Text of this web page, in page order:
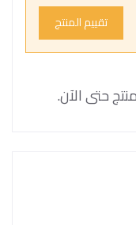
تقييم المنتج
حتى الآن.